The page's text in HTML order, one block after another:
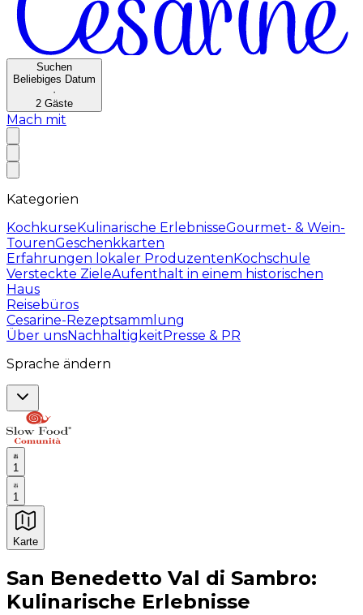
Suchen
Beliebiges Datum
·
2 Gäste
Mach mit
Kategorien
KochkurseKulinarische ErlebnisseGourmet- & Wein-
TourenGeschenkkarten
Erfahrungen lokaler ProduzentenKochschule
Versteckte ZieleAufenthalt in einem historischen
Haus
Reisebüros
Cesarine-Rezeptsammlung
Über unsNachhaltigkeitPresse & PR
Sprache ändern
1
1
Karte
Unvergessliche kulinarische Erlebnisse:
San Benedetto Val di Sambro:
Kulinarische Erlebnisse